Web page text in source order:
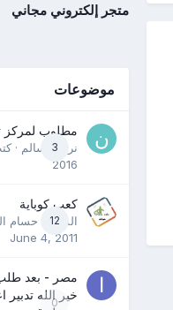
متجر إلكتروني مجاني
موضوعات
3
مطلوب لمركز
نرمين سالم ·
2016
12
كعب كوباية
المدرب حسام
June 4, 2011
0
مصر - بعد طلب
خير الله تدبير